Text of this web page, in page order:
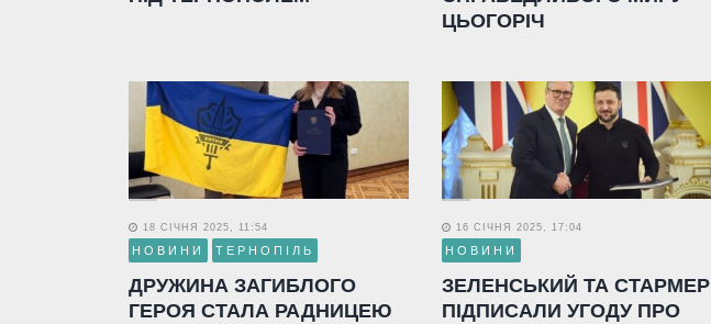
ЦЬОГОРІЧ
18 СІЧНЯ 2025, 11:54
НОВИНИ ТЕРНОПІЛЬ
ДРУЖИНА ЗАГИБЛОГО
ГЕРОЯ СТАЛА РАДНИЦЕЮ
16 СІЧНЯ 2025, 17:04
НОВИНИ
ЗЕЛЕНСЬКИЙ ТА СТАРМЕР
ПІДПИСАЛИ УГОДУ ПРО